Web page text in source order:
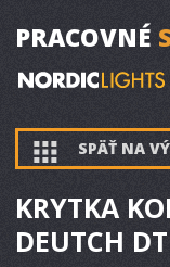
PRACOVNÉ
SPÄŤ NA
KRYTKA
DEUTCH